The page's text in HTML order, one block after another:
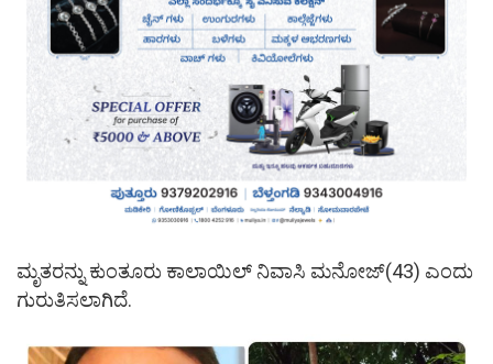
ಮೃತರನ್ನು ಕುಂತೂರು ಕಾಲಾಯಿಲ್ ನಿವಾಸಿ ಮನೋಜ್(43) ಎಂದು
ಗುರುತಿಸಲಾಗಿದೆ.